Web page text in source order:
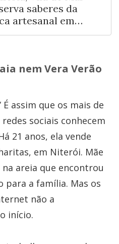
saberes da
artesanal em
nem Vera Verão
assim que os mais de
sociais conhecem
21 anos, ela vende
em Niterói. Mãe
areia que encontrou
a família. Mas os
não a
início.